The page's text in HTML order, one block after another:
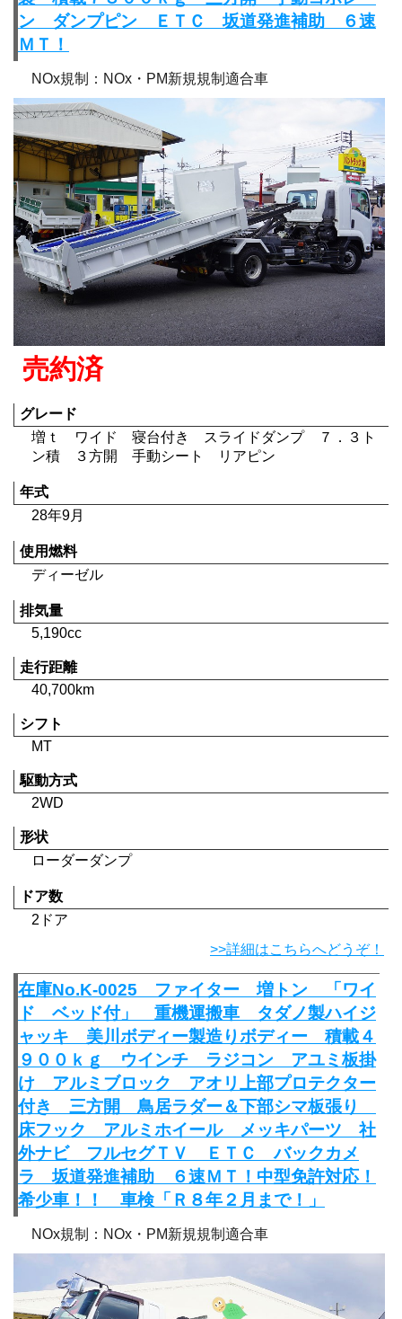
ン ダンプピン ＥＴＣ 坂道発進補助 ６速
ＭＴ！
NOx規制：NOx・PM新規規制適合車
売約済
グレード
増ｔ ワイド 寝台付き スライドダンプ ７．３ト
ン積 ３方開 手動シート リアピン
年式
28年9月
使用燃料
ディーゼル
排気量
5,190cc
走行距離
40,700km
シフト
MT
駆動方式
2WD
形状
ローダーダンプ
ドア数
2ドア
>>詳細はこちらへどうぞ！
在庫No.K-0025 ファイター 増トン 「ワイ
ド ベッド付」 重機運搬車 タダノ製ハイジ
ャッキ 美川ボディー製造りボディー 積載４
９００ｋｇ ウインチ ラジコン アユミ板掛
け アルミブロック アオリ上部プロテクター
付き 三方開 鳥居ラダー＆下部シマ板張り
床フック アルミホイール メッキパーツ 社
外ナビ フルセグＴＶ ＥＴＣ バックカメ
ラ 坂道発進補助 ６速ＭＴ！中型免許対応！
希少車！！ 車検「Ｒ８年２月まで！」
NOx規制：NOx・PM新規規制適合車